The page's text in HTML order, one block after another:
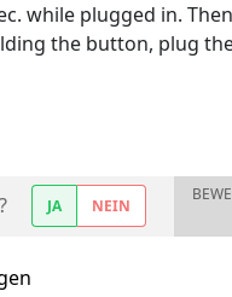
while plugged in.
the button, plug
JA NEIN